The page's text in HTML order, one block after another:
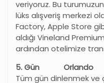
veriyoruz. Bu
lüks alışveriş merkezi
Factory, Apple Store
aldığı Vineland
ardından otelimize
5. Gün Orlando
Tüm gün dinlenmek ve